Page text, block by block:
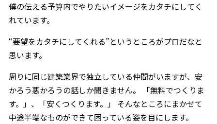
僕の伝える予算内でやりたいイメージをカタチにしてく
れています。
“要望をカタチにしてくれる”というところがプロだなと
思います。
周りに同じ建築業界で独立している仲間がいますが、安
かろう悪かろうの話しか聞きません。 「無料でつくりま
す。」、「安くつくります。」 そんなところにまかせて
中途半端なものができて困っている姿を目にします。